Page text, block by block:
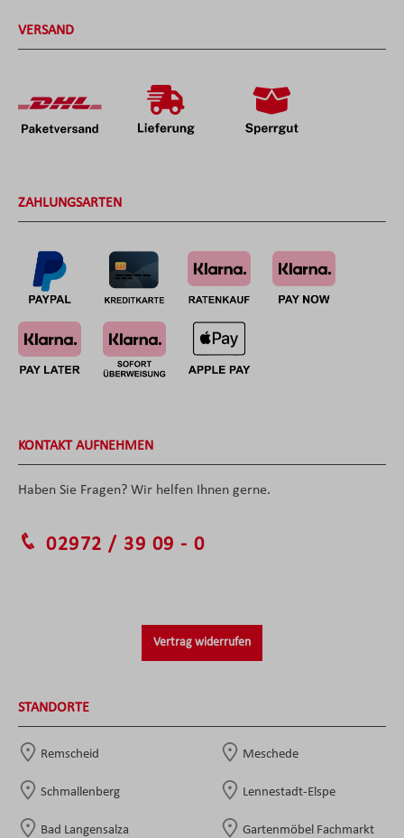
VERSAND
ZAHLUNGSARTEN
KONTAKT AUFNEHMEN
Haben Sie Fragen? Wir helfen Ihnen gerne.
02972 / 39 09 - 0
Vertrag widerrufen
STANDORTE
Remscheid Meschede
Schmallenberg Lennestadt-Elspe
Bad Langensalza
Gartenmöbel Fachmarkt